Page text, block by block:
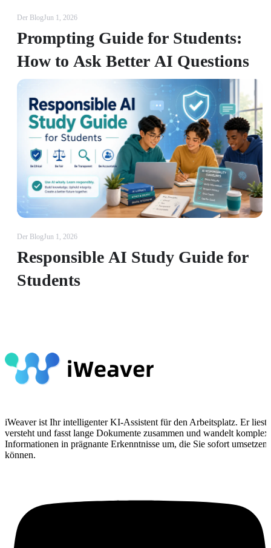
Der BlogJun 1, 2026
Prompting Guide for Students:
How to Ask Better AI Questions
Der BlogJun 1, 2026
Responsible AI Study Guide for
Students
iWeaver ist Ihr intelligenter KI-Assistent für den Arbeitsplatz. Er liest,
versteht und fasst lange Dokumente zusammen und wandelt
Informationen in prägnante Erkenntnisse um, die Sie sofort umsetzen
können.